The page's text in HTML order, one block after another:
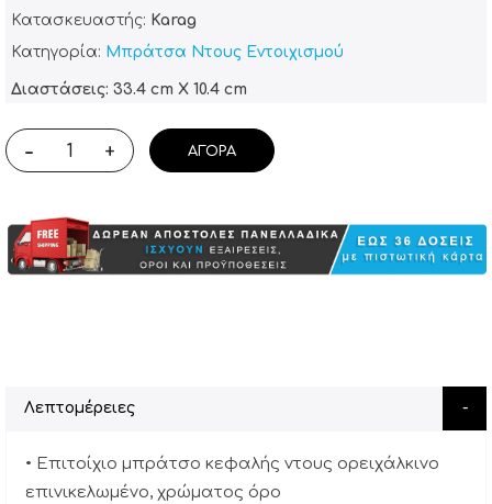
Κατασκευαστής: Karag
Κατηγορία: Μπράτσα Ντους Εντοιχισμού
Διαστάσεις: 33.4 cm X 10.4 cm
- + ΑΓΟΡΆ
Λεπτομέρειες
• Επιτοίχιο μπράτσο κεφαλής ντους ορειχάλκινο
επινικελωμένο, χρώματος όρο